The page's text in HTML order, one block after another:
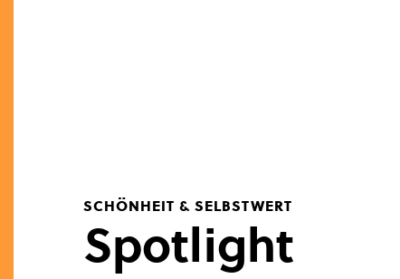
SCHÖNHEIT & SELBSTWERT
Spotlight